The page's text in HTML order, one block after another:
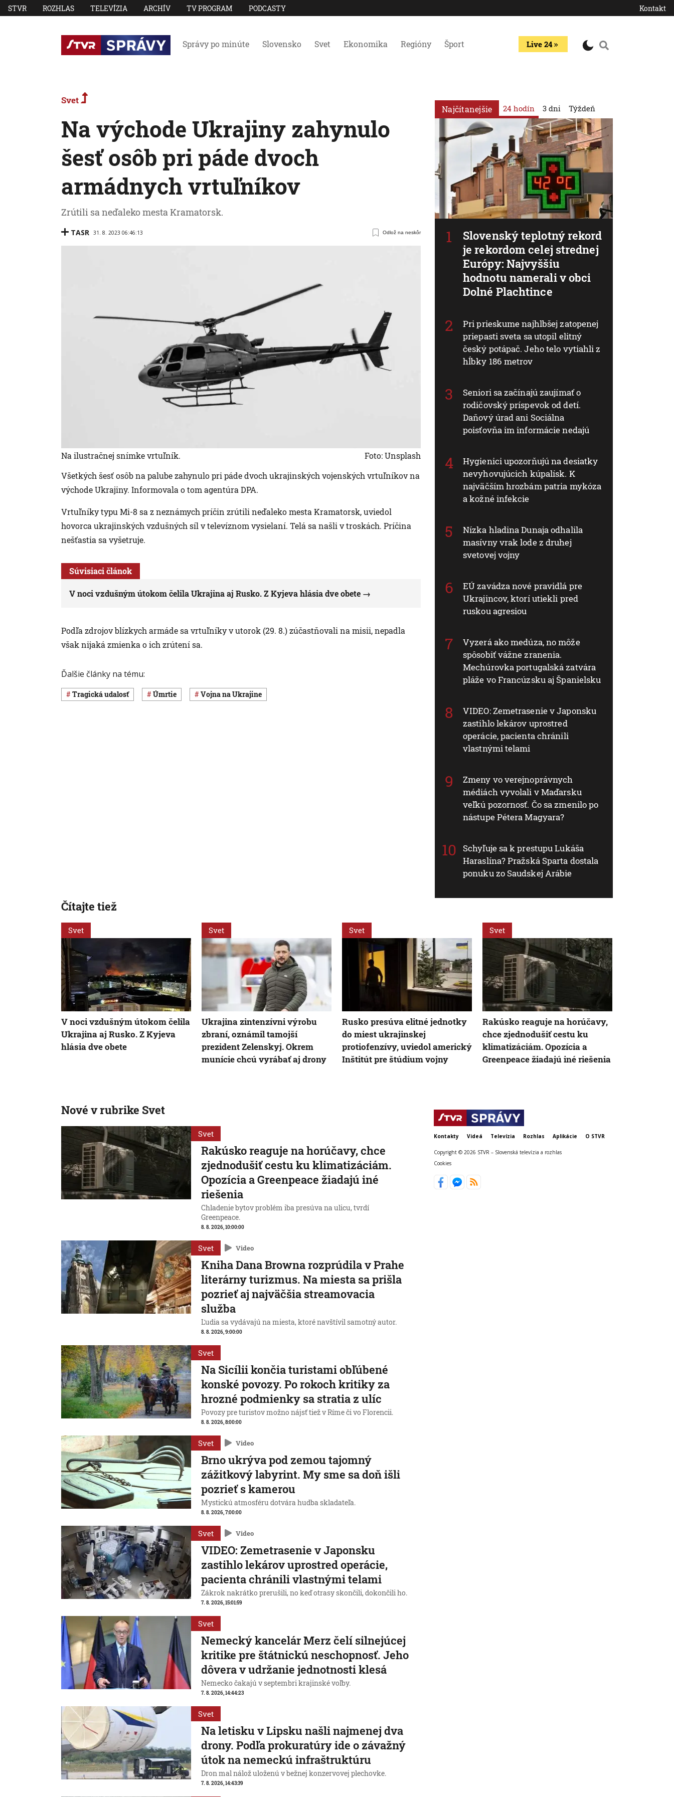
STVR ROZHLAS TELEVÍZIA ARCHÍV TV PROGRAM PODCASTY Kontakt
Správy po minúte Slovensko Svet Ekonomika Regióny Šport Live 24
Svet
Na východe Ukrajiny zahynulo
šesť osôb pri páde dvoch
armádnych vrtuľníkov
Zrútili sa neďaleko mesta Kramatorsk.
TASR 31. 8. 2023 06:46:13 Odlož na neskôr
Na ilustračnej snímke vrtuľník.
Foto: Unsplash
Všetkých šesť osôb na palube zahynulo pri páde dvoch ukrajinských vojenských vrtuľníkov na
východe Ukrajiny. Informovala o tom agentúra DPA.
Vrtuľníky typu Mi-8 sa z neznámych príčin zrútili neďaleko mesta Kramatorsk, uviedol
hovorca ukrajinských vzdušných síl v televíznom vysielaní. Telá sa našli v troskách. Príčina
nešťastia sa vyšetruje.
Súvisiaci článok
V noci vzdušným útokom čelila Ukrajina aj Rusko. Z Kyjeva hlásia dve obete
Podľa zdrojov blízkych armáde sa vrtuľníky v utorok (29. 8.) zúčastňovali na misii, nepadla
však nijaká zmienka o ich zrútení sa.
Ďalšie články na tému:
Tragická udalosť úmrtie vojna na Ukrajine
Najčítanejšie 24 hodín
Slovenský teplotný rekord
je rekordom celej strednej
Európy: Najvyššiu
hodnotu namerali v obci
Dolné Plachtince
Pri prieskume najhlbšej zatopenej
priepasti sveta sa utopil elitný
český potápač. Jeho telo vytiahli z
hĺbky 186 metrov
Seniori sa začínajú zaujímať o
rodičovský príspevok od detí.
Daňový úrad ani Sociálna
poisťovňa im informácie nedajú
Hygienici upozorňujú na desiatky
nevyhovujúcich kúpalísk. K
najväčším hrozbám patria mykóza
a kožné infekcie
Nízka hladina Dunaja odhalila
masívny vrak lode z druhej
svetovej vojny
EÚ zavádza nové pravidlá pre
Ukrajincov, ktorí utiekli pred
ruskou agresiou
Vyzerá ako medúza, no môže
spôsobiť vážne zranenia.
Mechúrovka portugalská zatvára
pláže vo Francúzsku aj Španielsku
VIDEO: Zemetrasenie v Japonsku
zastihlo lekárov uprostred
operácie, pacienta chránili
vlastnými telami
Zmeny vo verejnoprávnych
médiách vyvolali v Maďarsku
veľkú pozornosť. Čo sa zmenilo po
nástupe Pétera Magyara?
Schyľuje sa k prestupu Lukáša
Haraslína? Pražská Sparta dostala
ponuku zo Saudskej Arábie
3 dni Týždeň
Čítajte tiež
Svet
V noci vzdušným útokom čelila
Ukrajina aj Rusko. Z Kyjeva
hlásia dve obete
Svet
Ukrajina zintenzívni výrobu
zbraní, oznámil tamojší
prezident Zelenskyj. Okrem
munície chcú vyrábať aj drony
Svet
Rusko presúva elitné jednotky
do miest ukrajinskej
protiofenzívy, uviedol americký
Inštitút pre štúdium vojny
Svet
Rakúsko reaguje na horúčavy,
chce zjednodušiť cestu ku
klimatizáciám. Opozícia a
Greenpeace žiadajú iné riešenia
Nové v rubrike Svet
Svet
Rakúsko reaguje na horúčavy, chce
zjednodušiť cestu ku klimatizáciám.
Opozícia a Greenpeace žiadajú iné
riešenia
Chladenie bytov problém iba presúva na ulicu, tvrdí
Greenpeace.
8. 8. 2026, 10:00:00
Svet Video
Kniha Dana Browna rozprúdila v Prahe
literárny turizmus. Na miesta sa prišla
pozrieť aj najväčšia streamovacia
služba
Ľudia sa vydávajú na miesta, ktoré navštívil samotný autor.
8. 8. 2026, 9:00:00
Svet
Na Sicílii končia turistami obľúbené
konské povozy. Po rokoch kritiky za
hrozné podmienky sa stratia z ulíc
Povozy pre turistov možno nájsť tiež v Ríme či vo Florencii.
8. 8. 2026, 8:00:00
Svet Video
Brno ukrýva pod zemou tajomný
zážitkový labyrint. My sme sa doň išli
pozrieť s kamerou
Mystickú atmosféru dotvára hudba skladateľa.
8. 8. 2026, 7:00:00
Svet Video
VIDEO: Zemetrasenie v Japonsku
zastihlo lekárov uprostred operácie,
pacienta chránili vlastnými telami
Zákrok nakrátko prerušili, no keď otrasy skončili, dokončili ho.
7. 8. 2026, 15:01:59
Svet
Nemecký kancelár Merz čelí silnejúcej
kritike pre štátnickú neschopnosť. Jeho
dôvera v udržanie jednotnosti klesá
Nemecko čakajú v septembri krajinské voľby.
7. 8. 2026, 14:44:23
Svet
Na letisku v Lipsku našli najmenej dva
drony. Podľa prokuratúry ide o závažný
útok na nemeckú infraštruktúru
Dron mal nálož uloženú v bežnej konzervovej plechovke.
7. 8. 2026, 14:43:39
Kontakty Videá Televízia Rozhlas Aplikácie O STVR
Copyright © 2026 STVR – Slovenská televízia a rozhlas
Cookies